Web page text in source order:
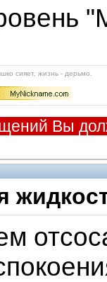
сияет, жизнь - дерьмо.
Вы